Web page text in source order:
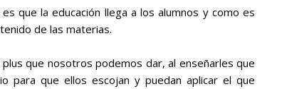
que la educación llega a los alumnos y como es
de las materias.
que nosotros podemos dar, al enseñarles que
para que ellos escojan y puedan aplicar el que